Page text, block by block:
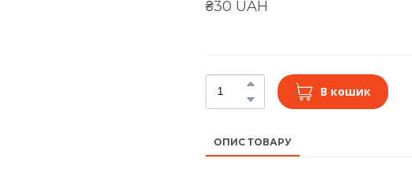
₴30 UAH
В кошик
ОПИС ТОВАРУ